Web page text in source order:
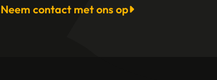
Neem contact met ons op